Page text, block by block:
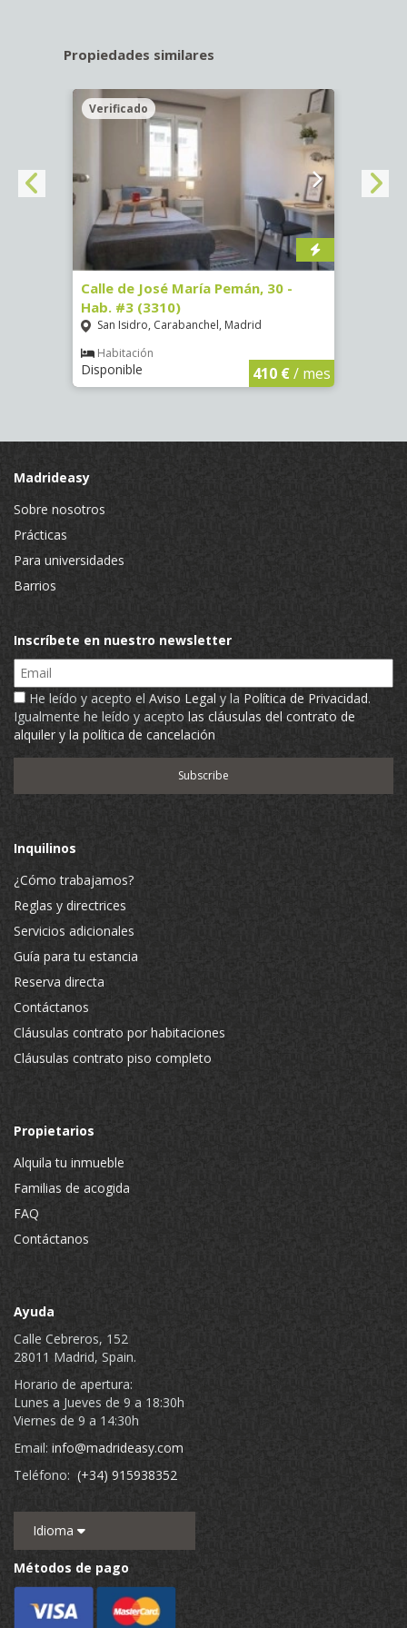
Propiedades similares
Verificado
Calle de José María Pemán, 30 -
Hab. #3 (3310)
San Isidro, Carabanchel, Madrid
Habitación
Disponible 410 €/ mes
Madrideasy
Sobre nosotros
Prácticas
Para universidades
Barrios
Inscríbete en nuestro newsletter
Email
He leído y acepto el Aviso Legal y la Política de Privacidad.
Igualmente he leído y acepto las cláusulas del contrato de
alquiler y la política de cancelación
Inquilinos
¿Cómo trabajamos?
Reglas y directrices
Servicios adicionales
Guía para tu estancia
Reserva directa
Contáctanos
Cláusulas contrato por habitaciones
Cláusulas contrato piso completo
Propietarios
Alquila tu inmueble
Familias de acogida
FAQ
Contáctanos
Ayuda
Calle Cebreros, 152
28011 Madrid, Spain.
Horario de apertura:
Lunes a Jueves de 9 a 18:30h
Viernes de 9 a 14:30h
Email: info@madrideasy.com
Teléfono: (+34) 915938352
Idioma
Métodos de pago